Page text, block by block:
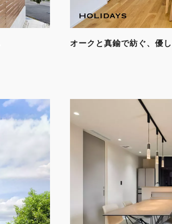
オークと真鍮で紡ぐ、優